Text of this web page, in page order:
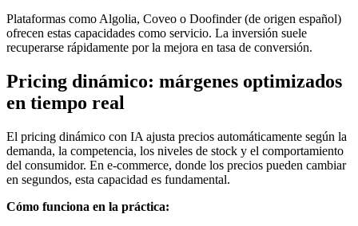
Plataformas como Algolia, Coveo o Doofinder (de origen español)
ofrecen estas capacidades como servicio. La inversión suele
recuperarse rápidamente por la mejora en tasa de conversión.
Pricing dinámico: márgenes optimizados
en tiempo real
El pricing dinámico con IA ajusta precios automáticamente según la
demanda, la competencia, los niveles de stock y el comportamiento
del consumidor. En e-commerce, donde los precios pueden cambiar
en segundos, esta capacidad es fundamental.
Cómo funciona en la práctica: